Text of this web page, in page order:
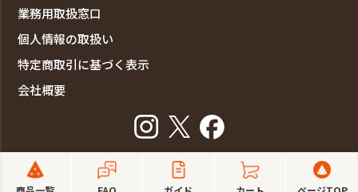
業務用取扱窓口
個人情報の取扱い
特定商取引に基づく表示
会社概要
copyright ©森山ナポリ All rights reserved.